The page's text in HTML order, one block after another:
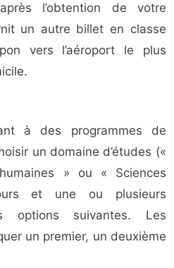
l’obtention de votre
un autre billet en classe
vers l’aéroport le plus
à des programmes de
un domaine d’études («
» ou « Sciences
et une ou plusieurs
options suivantes. Les
un premier, un deuxième